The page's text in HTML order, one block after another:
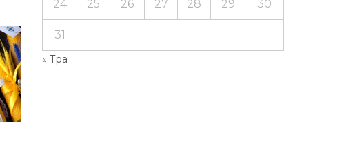
« Тра
24 25 26 27 28 29 30
31